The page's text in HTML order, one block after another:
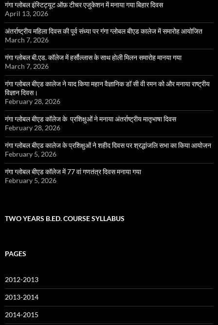
गंगा ग्लोबल इंस्टिट्यूट ऑफ़ टीचर एजुकेशन में मनाया गया बिहार दिवस
April 13, 2026
अंतर्राष्ट्रीय महिला दिवस की पूर्व संध्या पर गंगा ग्लोबल बीएड कालेज में समारोह आयोजित
March 7, 2026
गंगा ग्लोबल बी.एड. कॉलेज में हर्सौल्लास के साथ होली मिलन समारोह मानया गया
March 7, 2026
गंगा ग्लोबल बीएड कालेज ने याद किया महान वैज्ञानिक डॉ सी वी रमन को और मनाया राष्ट्रीय
विज्ञान दिवस।
February 28, 2026
गंगा ग्लोबल बीएड कॉलेज के प्रशिक्षुओं ने मनाया अंतर्राष्ट्रीय मातृभाषा दिवस
February 28, 2026
गंगा ग्लोबल बीएड कालेज के प्रशिक्षुओं ने शहीद दिवस पर श्रद्धांजलि सभा का किया आयोजन
February 5, 2026
गंगा ग्लोबल बीएड कॉलेज में 77 वां गणतंत्र दिवस मनाया गया
February 5, 2026
TWO YEARS B.ED. COURSE SYLLABUS
PAGES
2012-2013
2013-2014
2014-2015